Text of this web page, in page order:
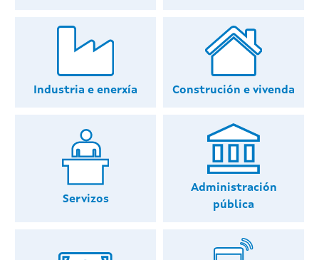
Industria e enerxía Construción e vivenda
Servizos
Administración
pública